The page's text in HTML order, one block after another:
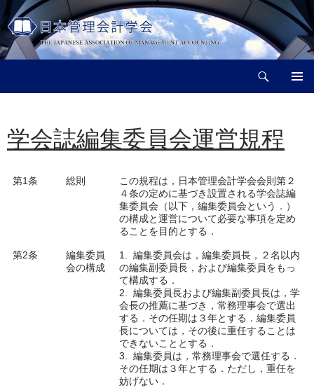
コ
ン
ン
へ
ッ学会誌編集委員会運営規程
第1条 総則
この規程は，日本管理会計学会会則第２
４条の定めに基づき設置される学会誌編
集委員会（以下，編集委員会という．）
の構成と運営について必要な事項を定め
ることを目的とする．
第2条
編集委員
会の構成
1. 編集委員会は，編集委員長，２名以内
の編集副委員長，および編集委員をもっ
て構成する．
2. 編集委員長および編集副委員長は，学
会長の推薦に基づき，常務理事会で選出
する．その任期は３年とする．編集委員
長については，その後に重任することは
できないこととする．
3. 編集委員は，常務理事会で選任する．
その任期は３年とする．ただし，重任を
妨げない．